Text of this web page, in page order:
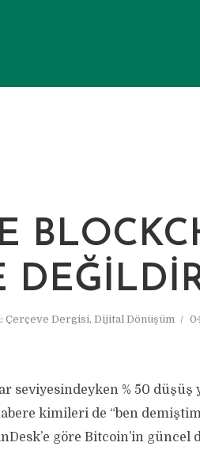
Çerçeve Dergisi, Dijital Dönüşüm
seviyesindeyken % 50 düşüş
kimileri de “ben
göre Bitcoin’in